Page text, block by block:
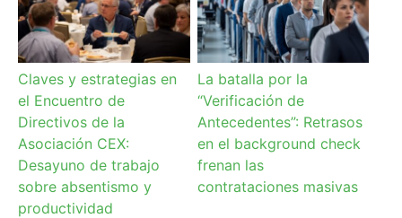
Claves y estrategias en
el Encuentro de
Directivos de la
Asociación CEX:
Desayuno de trabajo
sobre absentismo y
productividad
La batalla por la
“Verificación de
Antecedentes”: Retrasos
en el background check
frenan las
contrataciones masivas